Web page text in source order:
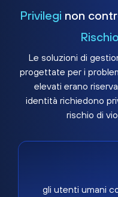
Privilegi non
Rischio
Le soluzioni di
progettate per i
elevati erano
identità richiedono
rischio di
gli utenti umani